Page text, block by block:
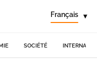
Français ▾
SOCIÉTÉ